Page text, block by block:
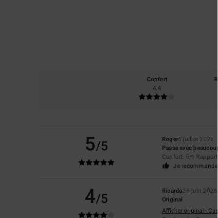
Confort
4.4
5/5 Roger6 juillet 2026
Passe avec
Confort: 5/5
Je recommande
4/5 Ricardo26 juin 2026
Original
Afficher original -